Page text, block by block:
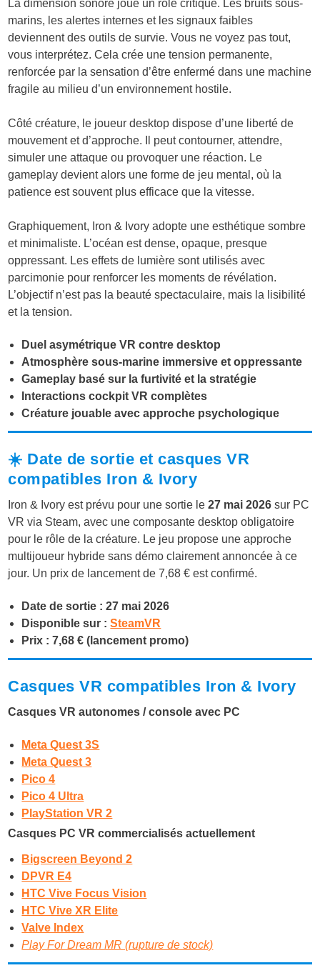
La dimension sonore joue un rôle critique. Les bruits sous-
marins, les alertes internes et les signaux faibles
deviennent des outils de survie. Vous ne voyez pas tout,
vous interprétez. Cela crée une tension permanente,
renforcée par la sensation d’être enfermé dans une machine
fragile au milieu d’un environnement hostile.
Côté créature, le joueur desktop dispose d’une liberté de
mouvement et d’approche. Il peut contourner, attendre,
simuler une attaque ou provoquer une réaction. Le
gameplay devient alors une forme de jeu mental, où la
patience est souvent plus efficace que la vitesse.
Graphiquement, Iron & Ivory adopte une esthétique sombre
et minimaliste. L’océan est dense, opaque, presque
oppressant. Les effets de lumière sont utilisés avec
parcimonie pour renforcer les moments de révélation.
L’objectif n’est pas la beauté spectaculaire, mais la lisibilité
et la tension.
Duel asymétrique VR contre desktop
Atmosphère sous-marine immersive et oppressante
Gameplay basé sur la furtivité et la stratégie
Interactions cockpit VR complètes
Créature jouable avec approche psychologique
☀️ Date de sortie et casques VR
compatibles Iron & Ivory
Iron & Ivory est prévu pour une sortie le27 mai 2026 sur PC
VR via Steam, avec une composante desktop obligatoire
pour le rôle de la créature. Le jeu propose une approche
multijoueur hybride sans démo clairement annoncée à ce
jour. Un prix de lancement de 7,68 € est confirmé.
Date de sortie : 27 mai 2026
Disponible sur :SteamVR
Prix : 7,68 € (lancement promo)
Casques VR compatibles Iron & Ivory
Casques VR autonomes / console avec PC
Meta Quest 3S
Meta Quest 3
Pico 4
Pico 4 Ultra
PlayStation VR 2
Casques PC VR commercialisés actuellement
Bigscreen Beyond 2
DPVR E4
HTC Vive Focus Vision
HTC Vive XR Elite
Valve Index
Play For Dream MR (rupture de stock)